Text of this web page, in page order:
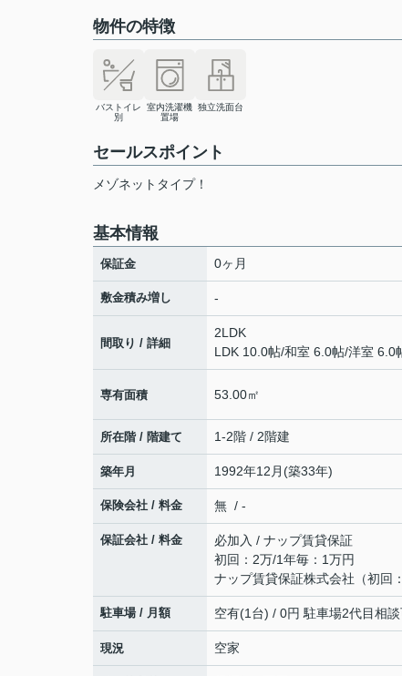
物件の特徴
バストイレ
別
室内洗濯機
置場
独立洗面台
セールスポイント
メゾネットタイプ！
基本情報
保証金 0ヶ月
敷金積み増し -
間取り / 詳細
2LDK
LDK 10.0帖/和室 6.0帖/洋室 6.0
専有面積 53.00㎡
所在階 / 階建て 1-2階 / 2階建
築年月 1992年12月(築33年)
保険会社 / 料金 無 / -
保証会社 / 料金
必加入 / ナップ賃貸保証
初回：2万/1年毎：1万円
ナップ賃貸保証株式会社（初回
駐車場 / 月額 空有(1台) / 0円 駐車場2代目相
現況 空家